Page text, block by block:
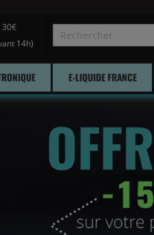
14h)
E-LIQUIDE FRANCE